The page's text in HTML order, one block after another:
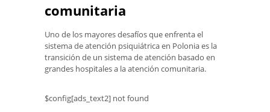
comunitaria
Uno de los mayores desafíos que enfrenta el
sistema de atención psiquiátrica en Polonia es la
transición de un sistema de atención basado en
grandes hospitales a la atención comunitaria.
$config[ads_text2] not found